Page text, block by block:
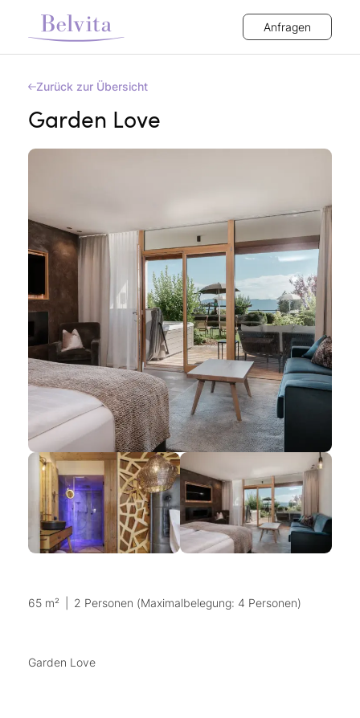
Anfragen
Zurück zur Übersicht
Garden Love
65 m² 2 Personen (Maximalbelegung: 4 Personen)
Garden Love